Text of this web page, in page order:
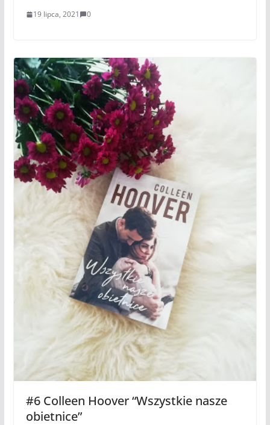
19 lipca, 2021 0
#6 Colleen Hoover “Wszystkie nasze
obietnice”